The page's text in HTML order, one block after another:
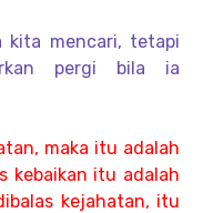
kita mencari, tetapi
pergi bila ia
maka itu adalah
kebaikan itu adalah
kejahatan, itu